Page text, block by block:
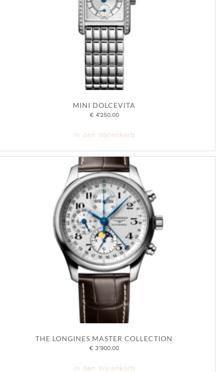
MINI DOLCEVITA
€4’250.00
In den Warenkorb
THE LONGINES MASTER COLLECTION
€ 3’900.00
In den Warenkorb